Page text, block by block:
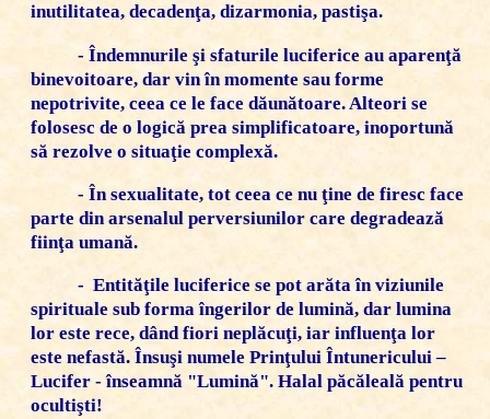
inutilitatea, decadenţa, dizarmonia, pastişa.
- Îndemnurile şi sfaturile luciferice au aparenţă
binevoitoare, dar vin în momente sau forme
nepotrivite, ceea ce le face dăunătoare. Alteori se
folosesc de o logică prea simplificatoare, inoportună
să rezolve o situaţie complexă.
- În sexualitate, tot ceea ce nu ţine de firesc face
parte din arsenalul perversiunilor care degradează
fiinţa umană.
- Entităţile luciferice se pot arăta în viziunile
spirituale sub forma îngerilor de lumină, dar lumina
lor este rece, dând fiori neplăcuţi, iar influenţa lor
este nefastă. Însuşi numele Prinţului Întunericului –
Lucifer - înseamnă "Lumină". Halal păcăleală pentru
ocultişti!